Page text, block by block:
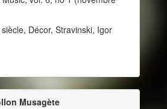
Décor, Stravinski, Igor
Musagète